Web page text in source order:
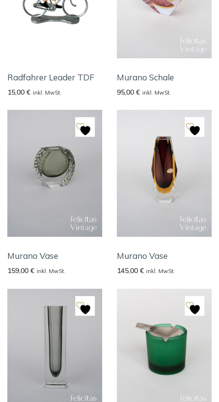
Radfahrer Leader TDF
15,00 € inkl. MwSt.
Murano Schale
95,00 € inkl. MwSt.
Murano Vase
159,00 € inkl. MwSt.
Murano Vase
145,00 € inkl. MwSt.